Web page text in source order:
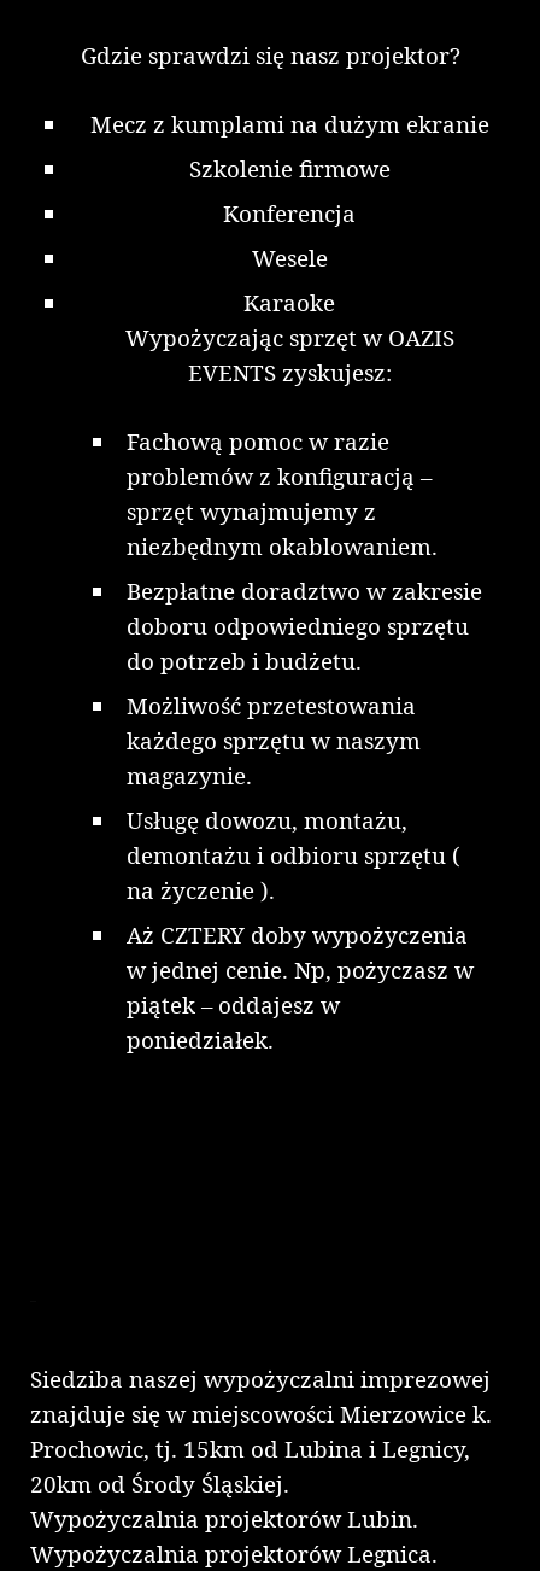
Gdzie sprawdzi się nasz projektor?
Mecz z kumplami na dużym ekranie
Szkolenie firmowe
Konferencja
Wesele
Karaoke
Wypożyczając sprzęt w OAZIS
EVENTS zyskujesz:
Fachową pomoc w razie
problemów z konfiguracją –
sprzęt wynajmujemy z
niezbędnym okablowaniem.
Bezpłatne doradztwo w zakresie
doboru odpowiedniego sprzętu
do potrzeb i budżetu.
Możliwość przetestowania
każdego sprzętu w naszym
magazynie.
Usługę dowozu, montażu,
demontażu i odbioru sprzętu (
na życzenie ).
Aż CZTERY doby wypożyczenia
w jednej cenie. Np, pożyczasz w
piątek – oddajesz w
poniedziałek.
Siedziba naszej wypożyczalni imprezowej
znajduje się w miejscowości Mierzowice k.
Prochowic, tj. 15km od Lubina i Legnicy,
20km od Środy Śląskiej.
Wypożyczalnia projektorów Lubin.
Wypożyczalnia projektorów Legnica.